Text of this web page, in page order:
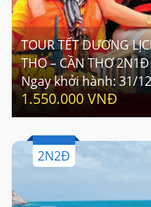
TOUR TẾT DƯƠNG
THO – CẦN THƠ 2N1Đ
Ngay khởi hành:31/
1.550.000 VNĐ
2N2Đ